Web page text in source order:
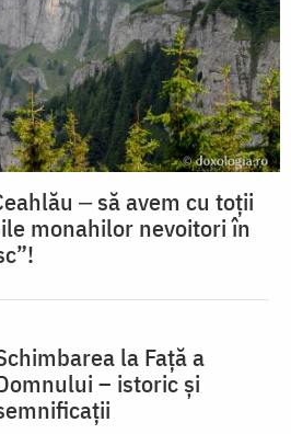
‒ să avem cu toții
monahilor nevoitori în
la Față a
– istoric și